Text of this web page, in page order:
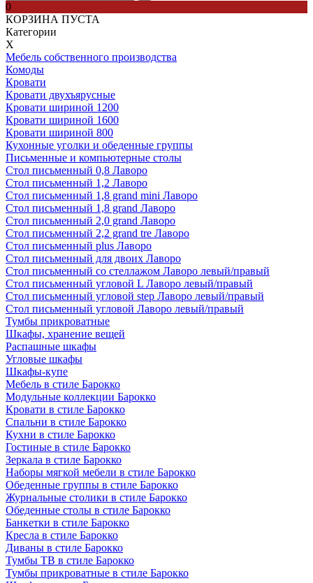
0
КОРЗИНА ПУСТА
Категории
Х
Мебель собственного производства
Комоды
Кровати
Кровати двухъярусные
Кровати шириной 1200
Кровати шириной 1600
Кровати шириной 800
Кухонные уголки и обеденные группы
Письменные и компьютерные столы
Стол письменный 0,8 Лаворо
Стол письменный 1,2 Лаворо
Стол письменный 1,8 grand mini Лаворо
Стол письменный 1,8 grand Лаворо
Стол письменный 2,0 grand Лаворо
Стол письменный 2,2 grand tre Лаворо
Стол письменный plus Лаворо
Стол письменный для двоих Лаворо
Стол письменный со стеллажом Лаворо левый/правый
Стол письменный угловой L Лаворо левый/правый
Стол письменный угловой step Лаворо левый/правый
Стол письменный угловой Лаворо левый/правый
Тумбы прикроватные
Шкафы, хранение вещей
Распашные шкафы
Угловые шкафы
Шкафы-купе
Мебель в стиле Барокко
Модульные коллекции Барокко
Кровати в стиле Барокко
Спальни в стиле Барокко
Кухни в стиле Барокко
Гостиные в стиле Барокко
Зеркала в стиле Барокко
Наборы мягкой мебели в стиле Барокко
Обеденные группы в стиле Барокко
Журнальные столики в стиле Барокко
Обеденные столы в стиле Барокко
Банкетки в стиле Барокко
Кресла в стиле Барокко
Диваны в стиле Барокко
Тумбы ТВ в стиле Барокко
Тумбы прикроватные в стиле Барокко